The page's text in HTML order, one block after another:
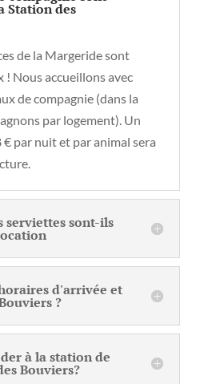
Station des
de la Margeride sont
! Nous accueillons avec
de compagnie (dans la
par logement). Un
par nuit et par animal sera
serviettes sont-ils
d'arrivée et
?
à la station de
Bouviers?